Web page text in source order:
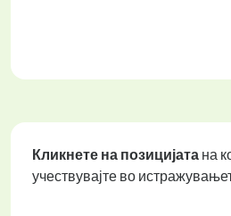
Кликнете на позицијата на
учествувајте во